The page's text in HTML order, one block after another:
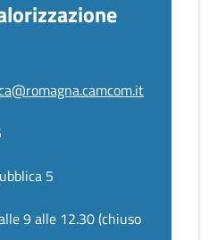
5
9 alle 12.30 (chiuso